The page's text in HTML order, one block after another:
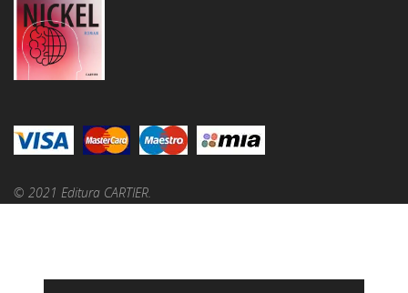
© 2021 Editura CARTIER.